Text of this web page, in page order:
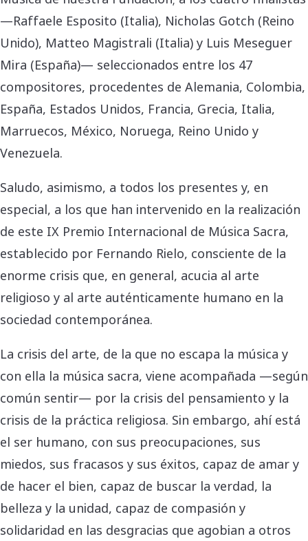
—Raffaele Esposito (Italia), Nicholas Gotch (Reino
Unido), Matteo Magistrali (Italia) y Luis Meseguer
Mira (España)— seleccionados entre los 47
compositores, procedentes de Alemania, Colombia,
España, Estados Unidos, Francia, Grecia, Italia,
Marruecos, México, Noruega, Reino Unido y
Venezuela.
Saludo, asimismo, a todos los presentes y, en
especial, a los que han intervenido en la realización
de este IX Premio Internacional de Música Sacra,
establecido por Fernando Rielo, consciente de la
enorme crisis que, en general, acucia al arte
religioso y al arte auténticamente humano en la
sociedad contemporánea.
La crisis del arte, de la que no escapa la música y
con ella la música sacra, viene acompañada —según
común sentir— por la crisis del pensamiento y la
crisis de la práctica religiosa. Sin embargo, ahí está
el ser humano, con sus preocupaciones, sus
miedos, sus fracasos y sus éxitos, capaz de amar y
de hacer el bien, capaz de buscar la verdad, la
belleza y la unidad, capaz de compasión y
solidaridad en las desgracias que agobian a otros